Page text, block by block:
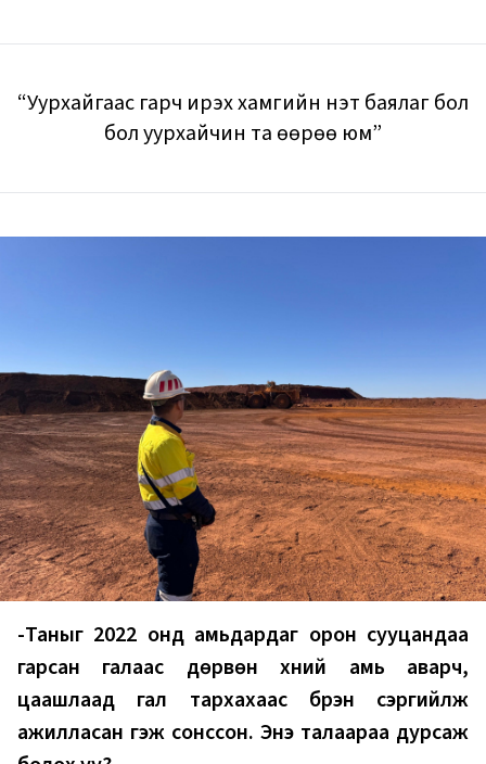
“Уурхайгаас гарч ирэх хамгийн үнэт баялаг бол
бол уурхайчин та өөрөө юм”
-Таныг 2022 онд амьдардаг орон сууцандаа
гарсан галаас дөрвөн хүний амь аварч,
цаашлаад гал тархахаас бүрэн сэргийлж
ажилласан гэж сонссон. Энэ талаараа дурсаж